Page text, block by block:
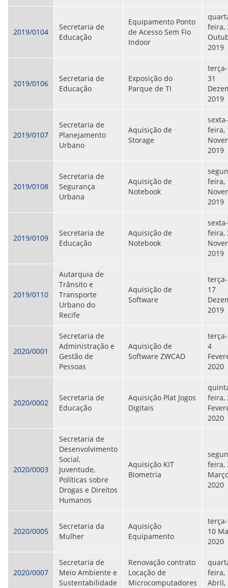
ORIENTAÇÕES TÉCNICAS
RISI - FAQ (PERGUNTAS FREQUENTES)
CATÁLOGO DE SERVIÇOS DE TIC
ORIENTAÇÕES
PARECERES TÉCNICOS EMITIDOS
PUBLICAÇÕES
RESOLUÇÕES
ATAS DA CIPA
ATAS E RESOLUÇÕES DO CONSELHO FISCAL
ATAS DO CONSADE
CHAMAMENTOS PÚBLICOS
TRANSPARÊNCIA
CONTATO
2019/0104
Secretaria de
Educação
Equipamento Ponto
de Acesso Sem Fio
Indoor
feira,
2019
2019/0106
Secretaria de
Educação
Exposição do
Parque de TI
31
2019
2019/0107
Secretaria de
Planejamento
Urbano
Aquisição de
Storage
sexta-
feira,
2019
2019/0108
Secretaria de
Segurança
Urbana
Aquisição de
Notebook
feira,
2019
2019/0109
Secretaria de
Educação
Aquisição de
Notebook
sexta-
feira,
2019
2019/0110
Autarquia de
Trânsito e
Transporte
Urbano do
Recife
Aquisição de
Software
17
2019
2020/0001
Secretaria de
Administração e
Gestão de
Pessoas
Aquisição de
Software ZWCAD
4
2020
2020/0002
Secretaria de
Educação
Aquisição Plat Jogos
Digitais
feira,
2020
2020/0003
Secretaria de
Desenvolvimento
Social,
Juventude,
Políticas sobre
Drogas e Direitos
Humanos
Aquisição KIT
Biometria
feira,
2020
2020/0005
Secretaria da
Mulher
Aquisição
Equipamento
10
2020
2020/0007
Secretaria de
Meio Ambiente e
Sustentabilidade
Renovação contrato
Locação de
Microcomputadores
feira,
Abril,